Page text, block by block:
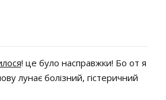
! це було насправжки! Бо от я
лунає болізний, гістеричний